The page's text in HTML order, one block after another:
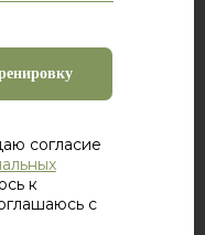
согласие
к
с